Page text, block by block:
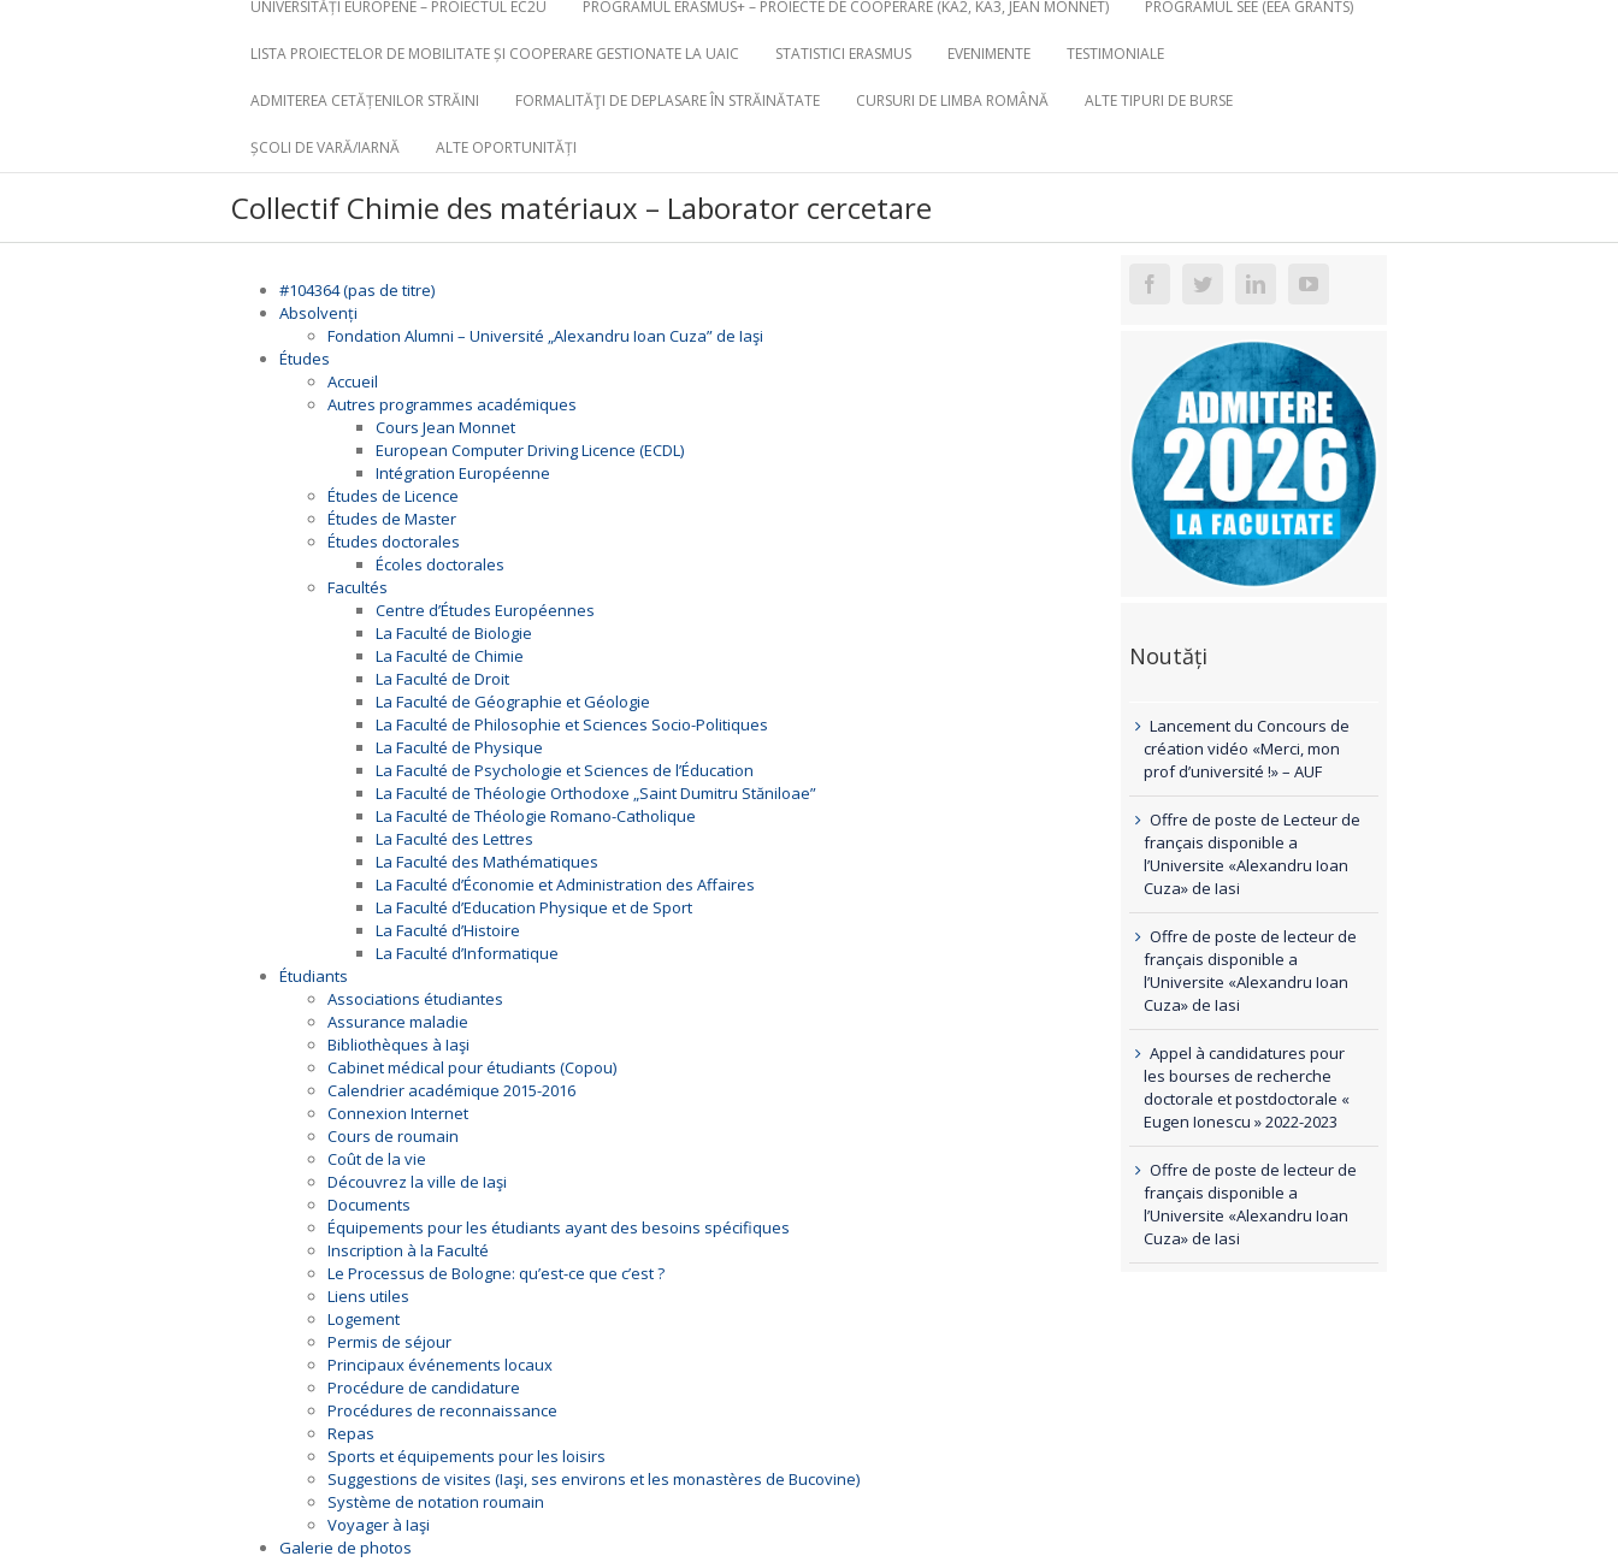
UNIVERSITĂȚI EUROPENE – PROIECTUL EC2U PROGRAMUL ERASMUS+ – PROIECTE DE COOPERARE (KA2, KA3, JEAN MONNET) PROGRAMUL SEE (EEA GRANTS)
LISTA PROIECTELOR DE MOBILITATE ȘI COOPERARE GESTIONATE LA UAIC STATISTICI ERASMUS EVENIMENTE TESTIMONIALE
ADMITEREA CETĂȚENILOR STRĂINI FORMALITĂŢI DE DEPLASARE ÎN STRĂINĂTATE CURSURI DE LIMBA ROMÂNĂ ALTE TIPURI DE BURSE
ȘCOLI DE VARĂ/IARNĂ ALTE OPORTUNITĂȚI
Collectif Chimie des matériaux – Laborator cercetare
#104364 (pas de titre)
Absolvenți
Fondation Alumni – Université „Alexandru Ioan Cuza” de Iaşi
Études
Accueil
Autres programmes académiques
Cours Jean Monnet
European Computer Driving Licence (ECDL)
Intégration Européenne
Études de Licence
Études de Master
Études doctorales
Écoles doctorales
Facultés
Centre d’Études Européennes
La Faculté de Biologie
La Faculté de Chimie
La Faculté de Droit
La Faculté de Géographie et Géologie
La Faculté de Philosophie et Sciences Socio-Politiques
La Faculté de Physique
La Faculté de Psychologie et Sciences de l’Éducation
La Faculté de Théologie Orthodoxe „Saint Dumitru Stăniloae”
La Faculté de Théologie Romano-Catholique
La Faculté des Lettres
La Faculté des Mathématiques
La Faculté d’Économie et Administration des Affaires
La Faculté d’Education Physique et de Sport
La Faculté d’Histoire
La Faculté d’Informatique
Étudiants
Associations étudiantes
Assurance maladie
Bibliothèques à Iaşi
Cabinet médical pour étudiants (Copou)
Calendrier académique 2015-2016
Connexion Internet
Cours de roumain
Coût de la vie
Découvrez la ville de Iaşi
Documents
Équipements pour les étudiants ayant des besoins spécifiques
Inscription à la Faculté
Le Processus de Bologne: qu’est-ce que c’est ?
Liens utiles
Logement
Permis de séjour
Principaux événements locaux
Procédure de candidature
Procédures de reconnaissance
Repas
Sports et équipements pour les loisirs
Suggestions de visites (Iaşi, ses environs et les monastères de Bucovine)
Système de notation roumain
Voyager à Iaşi
Galerie de photos
Noutăți
Lancement du Concours de
création vidéo «Merci, mon
prof d’université !» – AUF
Offre de poste de Lecteur de
français disponible a
l’Universite «Alexandru Ioan
Cuza» de Iasi
Offre de poste de lecteur de
français disponible a
l’Universite «Alexandru Ioan
Cuza» de Iasi
Appel à candidatures pour
les bourses de recherche
doctorale et postdoctorale «
Eugen Ionescu » 2022-2023
Offre de poste de lecteur de
français disponible a
l’Universite «Alexandru Ioan
Cuza» de Iasi